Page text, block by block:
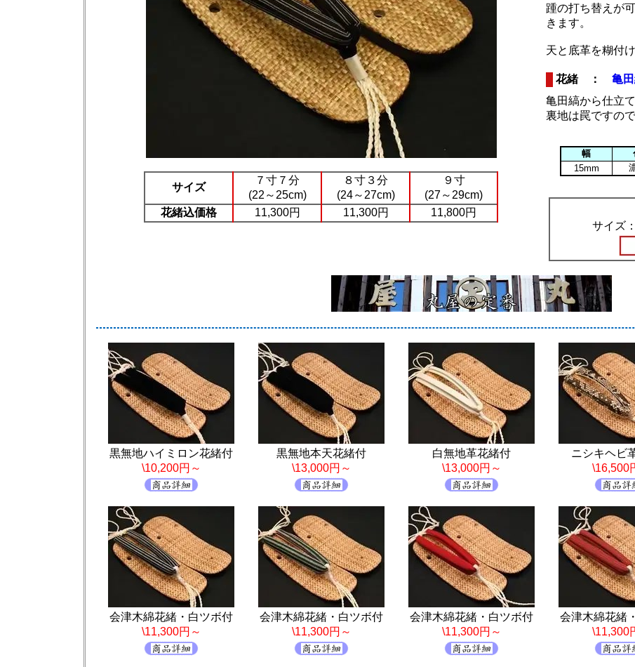
サイズ
７寸７分
(22～25cm)
８寸３分
(24～27cm)
９寸
(27～29cm)
花緒込価格
11,300円 11,300円 11,800円
踵の打ち替えが
きます。
天と底革を糊付
花緒 ：亀
亀田縞から仕立
裏地は罠ですの
幅
15mm
サイズ：
黒無地ハイミロン花緒付
\10,200円～
黒無地本天花緒付
\13,000円～
白無地革花緒付
\13,000円～
ニシキヘビ
\16,500
会津木綿花緒・白ツボ付
\11,300円～
会津木綿花緒・白ツボ付
\11,300円～
会津木綿花緒・白ツボ付
\11,300円～
会津木綿花緒
\11,300